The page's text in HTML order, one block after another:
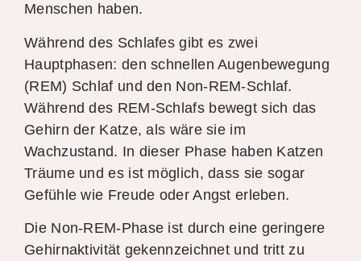
Menschen haben.
Während des Schlafes gibt es zwei
Hauptphasen: den schnellen Augenbewegung
(REM) Schlaf und den Non-REM-Schlaf.
Während des REM-Schlafs bewegt sich das
Gehirn der Katze, als wäre sie im
Wachzustand. In dieser Phase haben Katzen
Träume und es ist möglich, dass sie sogar
Gefühle wie Freude oder Angst erleben.
Die Non-REM-Phase ist durch eine geringere
Gehirnaktivität gekennzeichnet und tritt zu